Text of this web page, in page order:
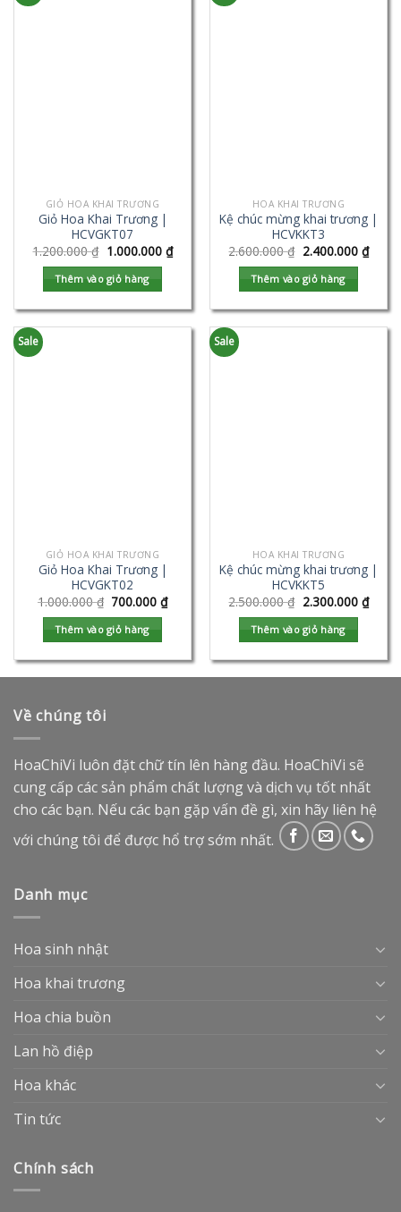
GIỎ HOA KHAI TRƯƠNG
Giỏ Hoa Khai Trương |
HCVGKT07
1.200.000₫ 1.000.000 ₫
Thêm vào giỏ hàng
HOA KHAI TRƯƠNG
Kệ chúc mừng khai trương |
HCVKKT3
2.600.000₫ 2.400.000 ₫
Thêm vào giỏ hàng
Sale
GIỎ HOA KHAI TRƯƠNG
Giỏ Hoa Khai Trương |
HCVGKT02
1.000.000₫ 700.000₫
Thêm vào giỏ hàng
Sale
HOA KHAI TRƯƠNG
Kệ chúc mừng khai trương |
HCVKKT5
2.500.000₫ 2.300.000 ₫
Thêm vào giỏ hàng
Về chúng tôi
HoaChiVi luôn đặt chữ tín lên hàng đầu. HoaChiVi sẽ
cung cấp các sản phẩm chất lượng và dịch vụ tốt nhất
cho các bạn. Nếu các bạn gặp vấn đề gì, xin hãy liên hệ
với chúng tôi để được hổ trợ sớm nhất.
Danh mục
Hoa sinh nhật
Hoa khai trương
Hoa chia buồn
Lan hồ điệp
Hoa khác
Tin tức
Chính sách